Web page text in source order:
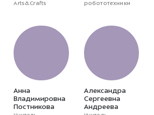
Arts&Crafts
робототехники
Анна
Владимировна
Постникова
Александра
Сергеевна
Андреева